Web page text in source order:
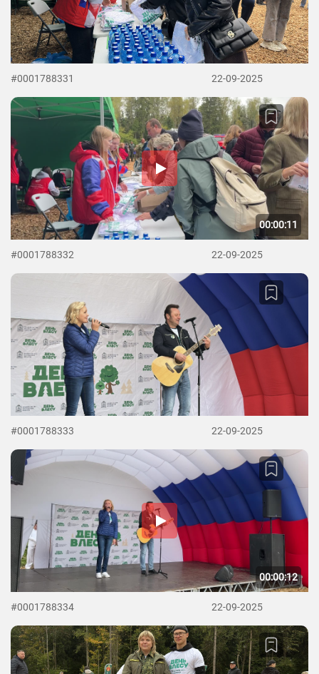
#0001788331 22-09-2025
00:00:11
#0001788332 22-09-2025
#0001788333 22-09-2025
00:00:12
#0001788334 22-09-2025